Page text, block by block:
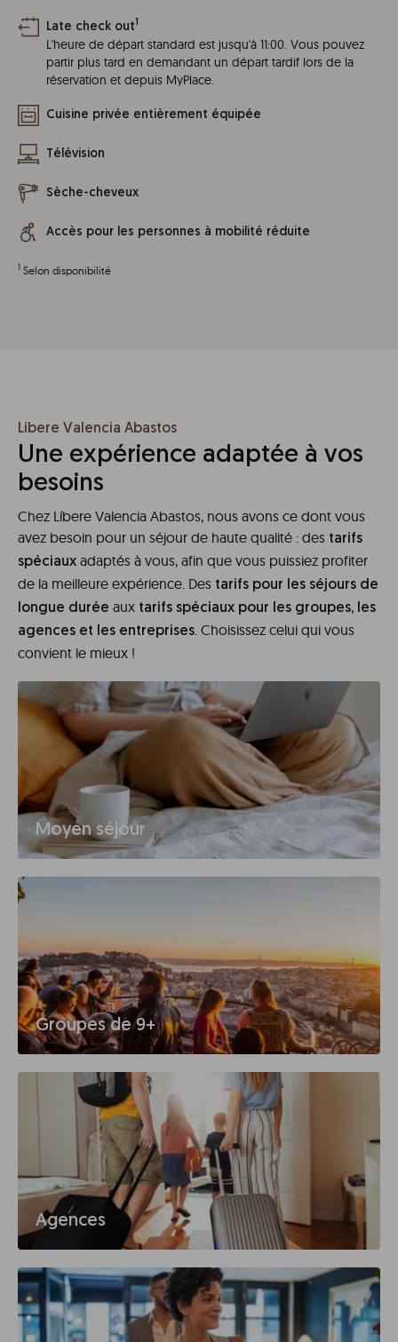
Late check out1
L'heure de départ standard est jusqu'à 11:00. Vous pouvez
partir plus tard en demandant un départ tardif lors de la
réservation et depuis MyPlace.
Cuisine privée entièrement équipée
Télévision
Sèche-cheveux
Accès pour les personnes à mobilité réduite
1 Selon disponibilité
Líbere Valencia Abastos
Une expérience adaptée à vos
besoins
Chez Líbere Valencia Abastos, nous avons ce dont vous
avez besoin pour un séjour de haute qualité : des tarifs
spéciaux adaptés à vous, afin que vous puissiez profiter
de la meilleure expérience. Des tarifs pour les séjours de
longue durée aux tarifs spéciaux pour les groupes, les
agences et les entreprises. Choisissez celui qui vous
convient le mieux !
Moyen séjour
Groupes de 9+
Agences